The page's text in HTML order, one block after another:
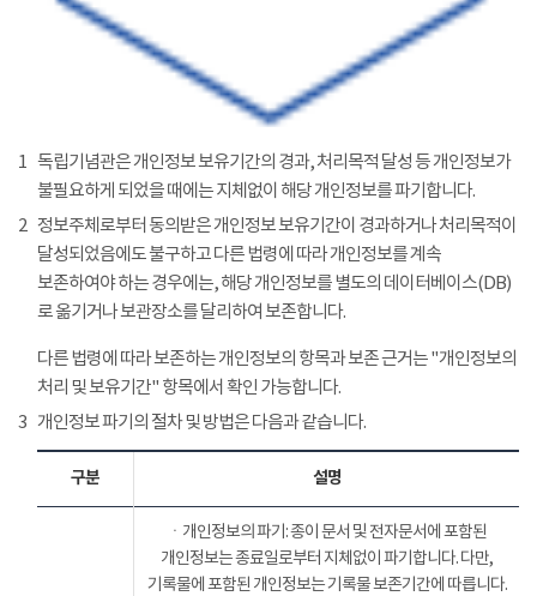
1 독립기념관은 개인정보 보유기간의 경과, 처리목적 달성 등 개인정보가
불필요하게 되었을 때에는 지체없이 해당 개인정보를 파기합니다.
2 정보주체로부터 동의받은 개인정보 보유기간이 경과하거나 처리목적이
달성되었음에도 불구하고 다른 법령에 따라 개인정보를 계속
보존하여야 하는 경우에는, 해당 개인정보를 별도의 데이터베이스(DB)
로 옮기거나 보관장소를 달리하여 보존합니다.
다른 법령에 따라 보존하는 개인정보의 항목과 보존 근거는 "개인정보의
처리 및 보유기간" 항목에서 확인 가능합니다.
3 개인정보 파기의 절차 및 방법은 다음과 같습니다.
구분 설명
ㆍ개인정보의 파기: 종이 문서 및 전자문서에 포함된
개인정보는 종료일로부터 지체없이 파기합니다. 다만,
기록물에 포함된 개인정보는 기록물 보존기간에 따릅니다.